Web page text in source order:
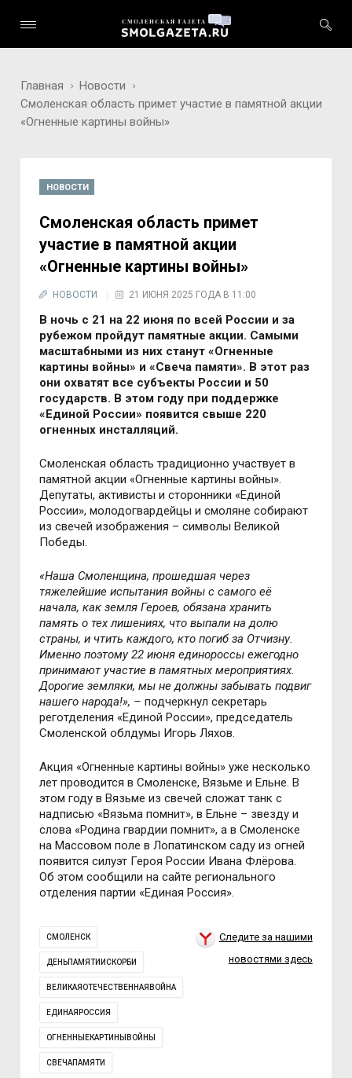
Главная
Новости
Смоленская область примет участие в памятной акции
«Огненные картины войны»
НОВОСТИ
Смоленская область примет
участие в памятной акции
«Огненные картины войны»
НОВОСТИ 21 ИЮНЯ 2025 ГОДА В 11:00
В ночь с 21 на 22 июня по всей России и за
рубежом пройдут памятные акции. Самыми
масштабными из них станут «Огненные
картины войны» и «Свеча памяти». В этот раз
они охватят все субъекты России и 50
государств. В этом году при поддержке
«Единой России» появится свыше 220
огненных инсталляций.
Смоленская область традиционно участвует в
памятной акции «Огненные картины войны».
Депутаты, активисты и сторонники «Единой
России», молодогвардейцы и смоляне собирают
из свечей изображения – символы Великой
Победы.
«Наша Смоленщина, прошедшая через
тяжелейшие испытания войны с самого её
начала, как земля Героев, обязана хранить
память о тех лишениях, что выпали на долю
страны, и чтить каждого, кто погиб за Отчизну.
Именно поэтому 22 июня единороссы ежегодно
принимают участие в памятных мероприятиях.
Дорогие земляки, мы не должны забывать подвиг
нашего народа!», –подчеркнул секретарь
реготделения «Единой России», председатель
Смоленской облдумы Игорь Ляхов.
Акция «Огненные картины войны» уже несколько
лет проводится в Смоленске, Вязьме и Ельне. В
этом году в Вязьме из свечей сложат танк с
надписью «Вязьма помнит», в Ельне – звезду и
слова «Родина гвардии помнит», а в Смоленске
на Массовом поле в Лопатинском саду из огней
появится силуэт Героя России Ивана Флёрова.
Об этом сообщили на сайте регионального
отделения партии «Единая Россия».
СМОЛЕНСК
ДЕНЬПАМЯТИИСКОРБИ
ВЕЛИКАЯОТЕЧЕСТВЕННАЯВОЙНА
ЕДИНАЯРОССИЯ
ОГНЕННЫЕКАРТИНЫВОЙНЫ
СВЕЧАПАМЯТИ
Следите за нашими
новостями здесь